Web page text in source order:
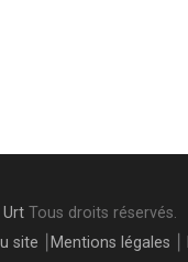
Urt Tous droits réservés.
site Mentions légales